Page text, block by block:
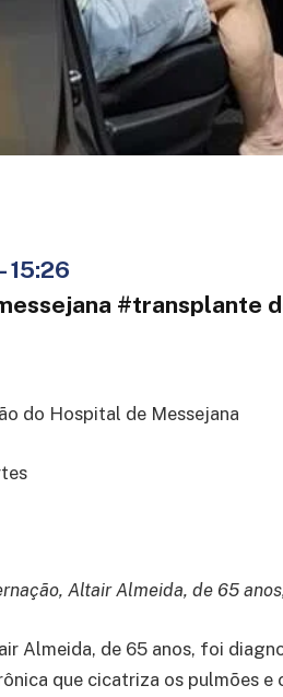
15:26
#transplante
do Hospital de Messejana
Altair Almeida, de 65
Almeida, de 65 anos, foi
que cicatriza os pulmões